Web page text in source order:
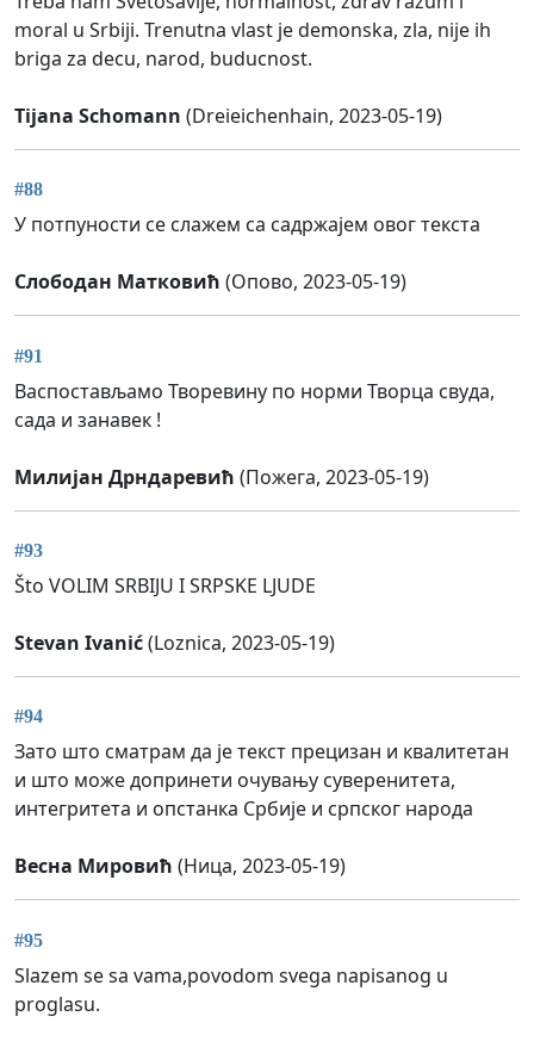
moral u Srbiji. Trenutna vlast je demonska, zla, nije ih
briga za decu, narod, buducnost.
Tijana Schomann (Dreieichenhain, 2023-05-19)
#88
У потпуности се слажем са садржајем овог текста
Слободан Матковић (Опово, 2023-05-19)
#91
Васпостављамо Творевину по норми Творца свуда,
сада и занавек !
Милијан Дрндаревић (Пожега, 2023-05-19)
#93
Što VOLIM SRBIJU I SRPSKE LJUDE
Stevan Ivanić(Loznica, 2023-05-19)
#94
Зато што сматрам да је текст прецизан и квалитетан
и што може допринети очувању суверенитета,
интегритета и опстанка Србије и српског народа
Весна Мировић (Ница, 2023-05-19)
#95
Slazem se sa vama,povodom svega napisanog u
proglasu.